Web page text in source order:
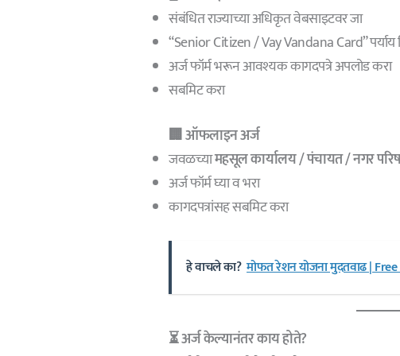
संबंधित राज्याच्या अधिकृत वेबसाइटवर जा
“Senior Citizen / Vay Vandana Card” पर्याय
अर्ज फॉर्म भरून आवश्यक कागदपत्रे अपलोड करा
सबमिट करा
🏢 ऑफलाइन अर्ज
जवळच्यामहसूल कार्यालय / पंचायत / नगर
अर्ज फॉर्म घ्या व भरा
कागदपत्रांसह सबमिट करा
हे वाचले का? मोफत रेशन योजना मुदतवाढ |
⏳ अर्ज केल्यानंतर काय होते?